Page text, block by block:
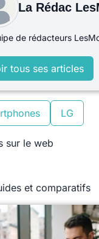
La Rédac
de rédacteurs
tous ses articles
LG
sur le web
et comparatifs